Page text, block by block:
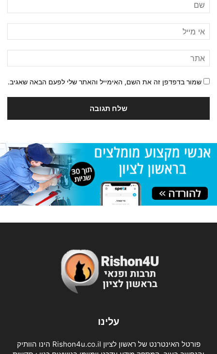
שמור בדפדפן זה את השם, האימייל והאתר שלי לפעם הבאה שאגיב.
עלינו
פורטל האינטרנט של ראשון לציון Rishon4u.co.il הינו הוותיק